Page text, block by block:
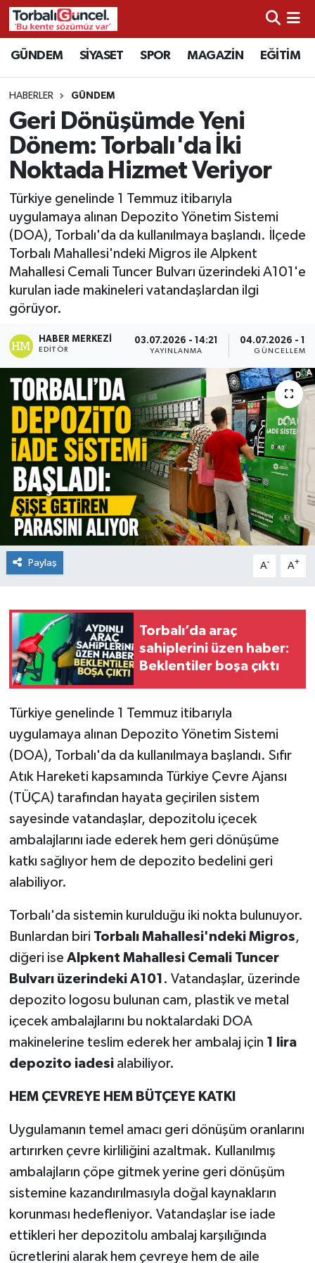
GÜNDEM SİYASET SPOR MAGAZİN EĞİTİM
HABERLER GÜNDEM
Geri Dönüşümde Yeni
Dönem: Torbalı'da İki
Noktada Hizmet Veriyor
Türkiye genelinde 1 Temmuz itibarıyla
uygulamaya alınan Depozito Yönetim Sistemi
(DOA), Torbalı'da da kullanılmaya başlandı. İlçede
Torbalı Mahallesi'ndeki Migros ile Alpkent
Mahallesi Cemali Tuncer Bulvarı üzerindeki A101'e
kurulan iade makineleri vatandaşlardan ilgi
görüyor.
HABER MERKEZI
EDITÖR
03.07.2026 - 14:21
YAYINLANMA
04.07.2026 -
GÜNCELLEME
Paylaş A- A+
Torbalı’da araç
sahiplerini üzen haber:
Beklentiler boşa çıktı
Türkiye genelinde 1 Temmuz itibarıyla
uygulamaya alınan Depozito Yönetim Sistemi
(DOA), Torbalı'da da kullanılmaya başlandı. Sıfır
Atık Hareketi kapsamında Türkiye Çevre Ajansı
(TÜÇA) tarafından hayata geçirilen sistem
sayesinde vatandaşlar, depozitolu içecek
ambalajlarını iade ederek hem geri dönüşüme
katkı sağlıyor hem de depozito bedelini geri
alabiliyor.
Torbalı'da sistemin kurulduğu iki nokta bulunuyor.
Bunlardan biri Torbalı Mahallesi'ndeki Migros,
diğeri ise Alpkent Mahallesi Cemali Tuncer
Bulvarı üzerindeki A101 . Vatandaşlar, üzerinde
depozito logosu bulunan cam, plastik ve metal
içecek ambalajlarını bu noktalardaki DOA
makinelerine teslim ederek her ambalaj için 1 lira
depozito iadesialabiliyor.
HEM ÇEVREYE HEM BÜTÇEYE KATKI
Uygulamanın temel amacı geri dönüşüm oranlarını
artırırken çevre kirliliğini azaltmak. Kullanılmış
ambalajların çöpe gitmek yerine geri dönüşüm
sistemine kazandırılmasıyla doğal kaynakların
korunması hedefleniyor. Vatandaşlar ise iade
ettikleri her depozitolu ambalaj karşılığında
ücretlerini alarak hem çevreye hem de aile
İzmir Nöbetçi Eczaneler
İzmir Hava Durumu
İzmir Namaz Vakitleri
İzmir Trafik Yoğunluk Haritası
Süper Lig Puan Durumu ve Fikstür
Tüm Manşetler
Son Dakika Haberleri
Haber Arşivi